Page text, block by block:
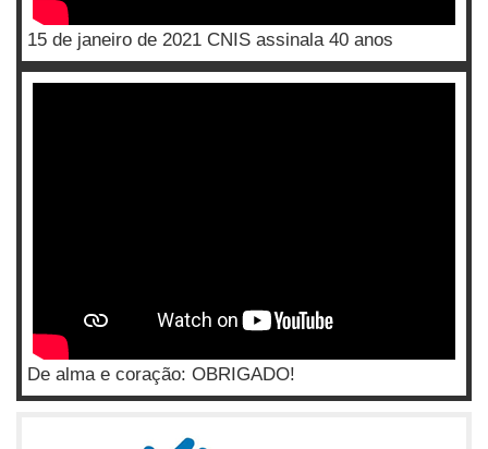
15 de janeiro de 2021 CNIS assinala 40 anos
De alma e coração: OBRIGADO!